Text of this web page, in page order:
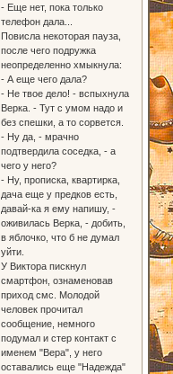
- Еще нет, пока только
телефон дала...
Повисла некоторая пауза,
после чего подружка
неопределенно хмыкнула:
- А еще чего дала?
- Не твое дело! - вспыхнула
Верка. - Тут с умом надо и
без спешки, а то сорвется.
- Ну да, - мрачно
подтвердила соседка, - а
чего у него?
- Ну, прописка, квартирка,
дача еще у предков есть,
давай-ка я ему напишу, -
оживилась Верка, - добить,
в яблочко, что б не думал
уйти.
У Виктора пискнул
смартфон, ознаменовав
приход смс. Молодой
человек прочитал
сообщение, немного
подумал и стер контакт с
именем "Вера", у него
оставались еще "Надежда"